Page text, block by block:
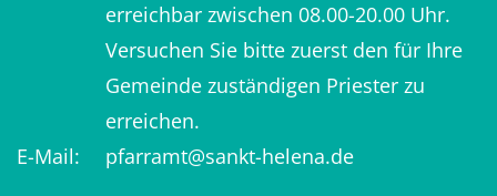
erreichbar zwischen 08.00-20.00 Uhr.
Versuchen Sie bitte zuerst den für Ihre
Gemeinde zuständigen Priester zu
erreichen.
E-Mail:
pfarramt@sankt-helena.de